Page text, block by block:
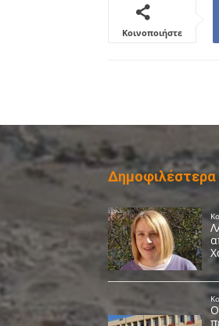
Κοινοποιήστε